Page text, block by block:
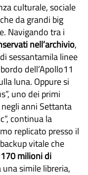
culturale, sociale
da grandi big
Navigando tra i
nell’archivio,
sessantamila linee
dell’Apollo11
luna. Oppure si
uno dei primi
anni Settanta
continua la
replicato presso il
vitale che
170 milioni di
una simile libreria,